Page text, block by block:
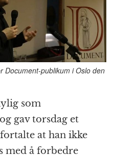
m
Document-publikum i Oslo den
som
gav torsdag et
at han ikke
med å forbedre